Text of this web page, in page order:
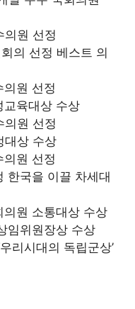
의원 선정
의 선정 베스트 의
원 선정
교육대상 수상
의원 선정
대상 수상
원 선정
한국을 이끌 차세대
원 소통대상 수상
임위원장상 수상
리시대의 독립군상’